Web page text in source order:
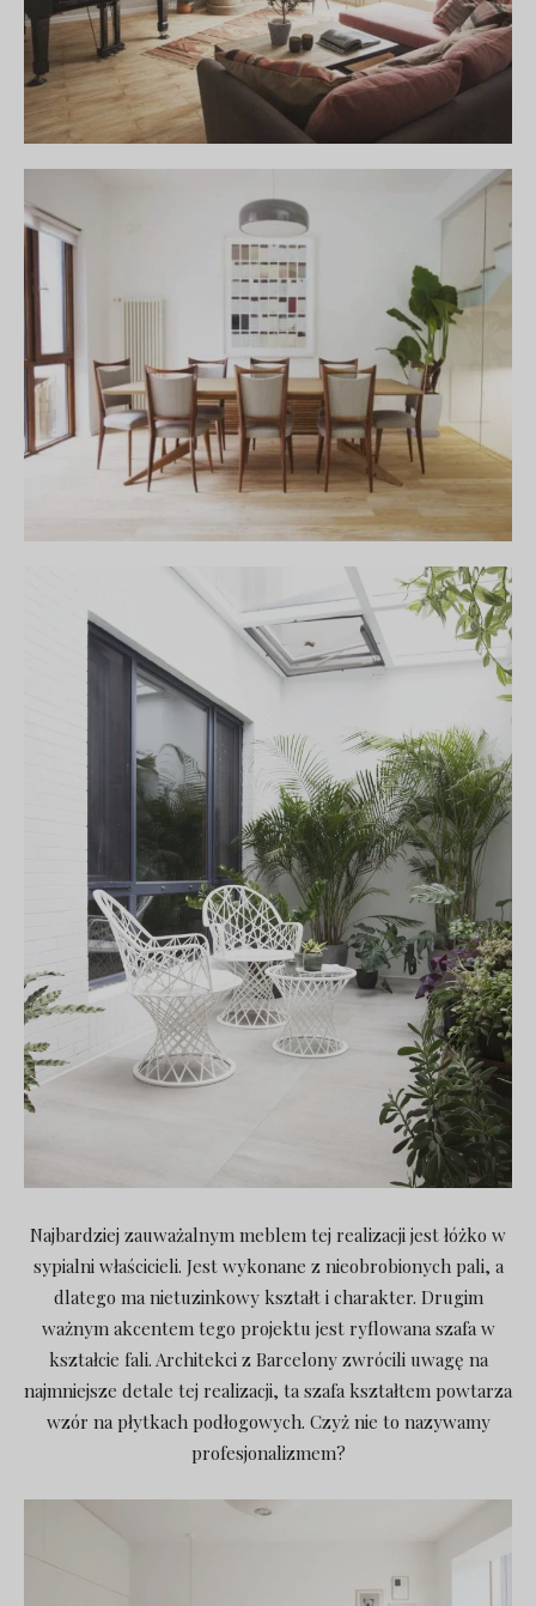
Najbardziej zauważalnym meblem tej realizacji jest łóżko w
sypialni właścicieli. Jest wykonane z nieobrobionych pali, a
dlatego ma nietuzinkowy kształt i charakter. Drugim
ważnym akcentem tego projektu jest ryflowana szafa w
kształcie fali. Architekci z Barcelony zwrócili uwagę na
najmniejsze detale tej realizacji, ta szafa kształtem powtarza
wzór na płytkach podłogowych. Czyż nie to nazywamy
profesjonalizmem?